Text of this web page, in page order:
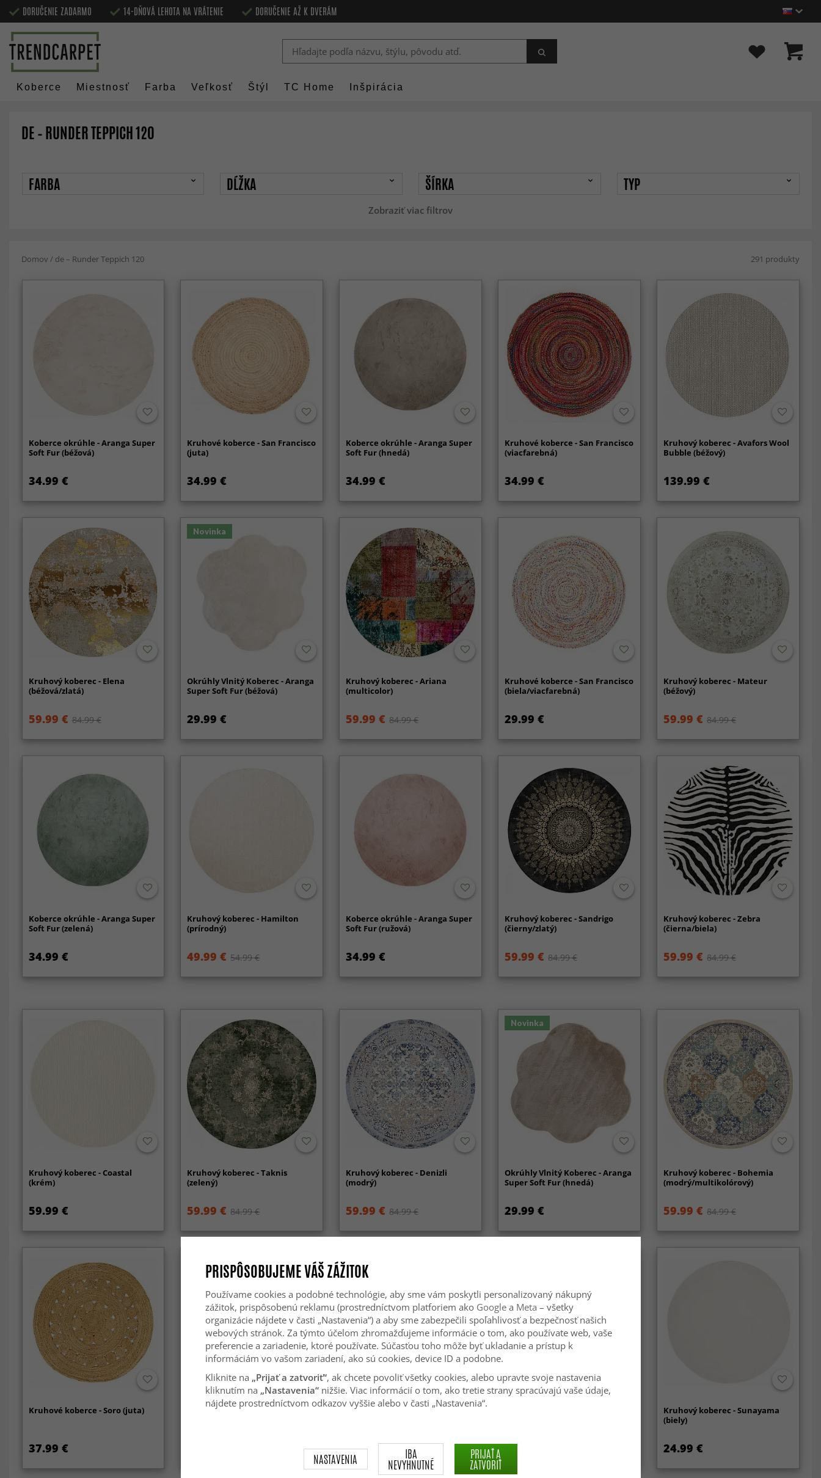
DORUČENIE ZADARMO 14-DŇOVÁ LEHOTA NA VRÁTENIE DORUČENIE AŽ K DVERÁM
Koberce Miestnosť Farba Veľkosť Štýl TC Home Inšpirácia
DE – RUNDER TEPPICH 120
Zobraziť viac filtrov
FARBA DĹŽKA ŠÍRKA TYP
Domov / de – Runder Teppich 120 291 produkty
Koberce okrúhle - Aranga Super
Soft Fur (béžová)
34.99 €
Kruhové koberce - San Francisco
(juta)
34.99 €
Koberce okrúhle - Aranga Super
Soft Fur (hnedá)
34.99 €
Kruhové koberce - San Francisco
(viacfarebná)
34.99 €
Kruhový koberec - Avafors Wool
Bubble (béžový)
139.99 €
Kruhový koberec - Elena
(béžová/zlatá)
59.99 € 84.99 €
Novinka
Okrúhly Vlnitý Koberec - Aranga
Super Soft Fur (béžová)
29.99 €
Kruhový koberec - Ariana
(multicolor)
59.99 € 84.99 €
Kruhové koberce - San Francisco
(biela/viacfarebná)
29.99 €
Kruhový koberec - Mateur
(béžový)
59.99 € 84.99 €
Koberce okrúhle - Aranga Super
Soft Fur (zelená)
34.99 €
Kruhový koberec - Hamilton
(prírodný)
49.99 € 54.99 €
Koberce okrúhle - Aranga Super
Soft Fur (ružová)
34.99 €
Kruhový koberec - Sandrigo
(čierny/zlatý)
59.99 € 84.99 €
Kruhový koberec - Zebra
(čierna/biela)
59.99 € 84.99 €
Kruhový koberec - Coastal
(krém)
59.99 €
Kruhový koberec - Taknis
(zelený)
59.99 € 84.99 €
Kruhový koberec - Denizli
(modrý)
59.99 € 84.99 €
Novinka
Okrúhly Vlnitý Koberec - Aranga
Super Soft Fur (hnedá)
29.99 €
Kruhový koberec - Bohemia
(modrý/multikolórový)
59.99 € 84.99 €
Kruhové koberce - Soro (juta)
37.99 €
Kruhový koberec - Avafors Wool
Kruhový koberec - Taknis
59.99 € 84.99 € 34.99 €
Kruhový koberec - Sunayama
(biely)
24.99 €
PRISPÔSOBUJEME VÁŠ ZÁŽITOK
Používame cookies a podobné technológie, aby sme vám poskytli personalizovaný nákupný
zážitok, prispôsobenú reklamu (prostredníctvom platforiem ako Googlea Meta – všetky
organizácie nájdete v časti „Nastavenia“) a aby sme zabezpečili spoľahlivosť a bezpečnosť našich
webových stránok. Za týmto účelom zhromažďujeme informácie o tom, ako používate web, vaše
preferencie a zariadenie, ktoré používate. Súčasťou toho môže byť ukladanie a prístup k
informáciám vo vašom zariadení, ako sú cookies, device ID a podobne.
Kliknite na „Prijať a zatvoriť“, ak chcete povoliť všetky cookies, alebo upravte svoje nastavenia
kliknutím na „Nastavenia“nižšie. Viac informácií o tom, ako tretie strany spracúvajú vaše údaje,
nájdete prostredníctvom odkazov vyššie alebo v časti „Nastavenia“.
NASTAVENIA IBA
NEVYHNUTNÉ
PRIJAŤ A
ZATVORIŤ